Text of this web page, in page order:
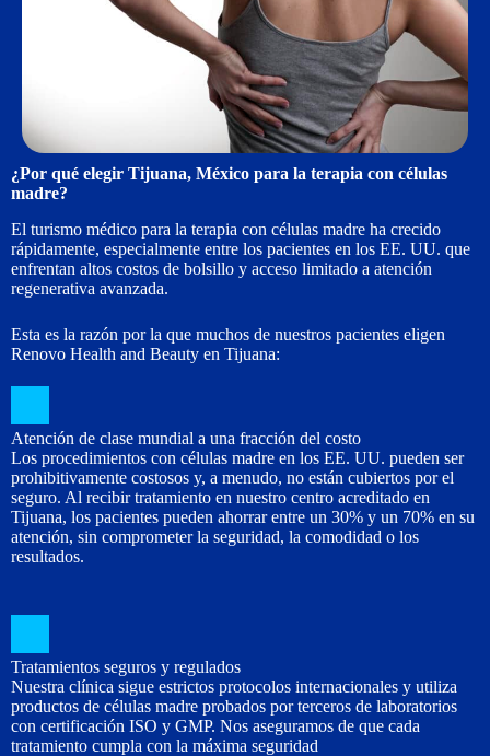
¿Por qué elegir Tijuana, México para la terapia con células
madre?
El turismo médico para la terapia con células madre ha crecido
rápidamente, especialmente entre los pacientes en los EE. UU. que
enfrentan altos costos de bolsillo y acceso limitado a atención
regenerativa avanzada.
Esta es la razón por la que muchos de nuestros pacientes eligen
Renovo Health and Beauty en Tijuana:
Atención de clase mundial a una fracción del costo
Los procedimientos con células madre en los EE. UU. pueden ser
prohibitivamente costosos y, a menudo, no están cubiertos por el
seguro. Al recibir tratamiento en nuestro centro acreditado en
Tijuana, los pacientes pueden ahorrar entre un 30% y un 70% en su
atención, sin comprometer la seguridad, la comodidad o los
resultados.
Tratamientos seguros y regulados
Nuestra clínica sigue estrictos protocolos internacionales y utiliza
productos de células madre probados por terceros de laboratorios
con certificación ISO y GMP. Nos aseguramos de que cada
tratamiento cumpla con la máxima seguridad